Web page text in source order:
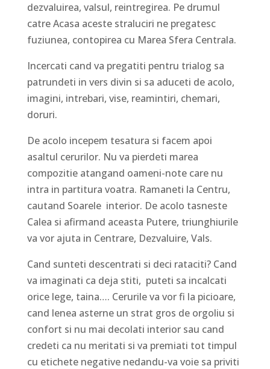
dezvaluirea, valsul, reintregirea. Pe drumul
catre Acasa aceste straluciri ne pregatesc
fuziunea, contopirea cu Marea Sfera Centrala.
Incercati cand va pregatiti pentru trialog sa
patrundeti in vers divin si sa aduceti de acolo,
imagini, intrebari, vise, reamintiri, chemari,
doruri.
De acolo incepem tesatura si facem apoi
asaltul cerurilor. Nu va pierdeti marea
compozitie atangand oameni-note care nu
intra in partitura voatra. Ramaneti la Centru,
cautand Soarele interior. De acolo tasneste
Calea si afirmand aceasta Putere, triunghiurile
va vor ajuta in Centrare, Dezvaluire, Vals.
Cand sunteti descentrati si deci rataciti? Cand
va imaginati ca deja stiti, puteti sa incalcati
orice lege, taina…. Cerurile va vor fi la picioare,
cand lenea asterne un strat gros de orgoliu si
confort si nu mai decolati interior sau cand
credeti ca nu meritati si va premiati tot timpul
cu etichete negative nedandu-va voie sa priviti